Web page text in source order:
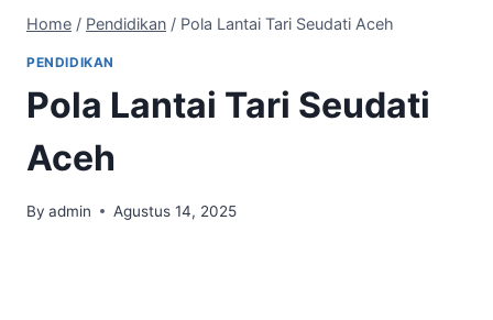
Home / Pendidikan / Pola Lantai Tari Seudati Aceh
PENDIDIKAN
Pola Lantai Tari Seudati
Aceh
By admin Agustus 14, 2025